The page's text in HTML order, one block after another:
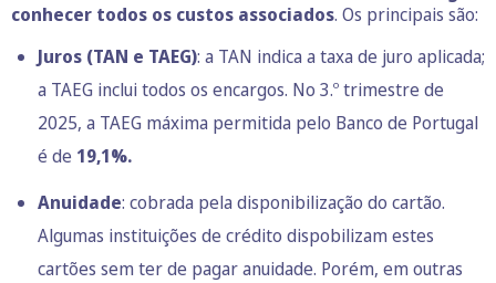
conhecer todos os custos associados. Os principais são:
Juros (TAN e TAEG): a TAN indica a taxa de juro aplicada;
a TAEG inclui todos os encargos. No 3.º trimestre de
2025, a TAEG máxima permitida pelo Banco de Portugal
é de 19,1%.
Anuidade: cobrada pela disponibilização do cartão.
Algumas instituições de crédito dispobilizam estes
cartões sem ter de pagar anuidade. Porém, em outras